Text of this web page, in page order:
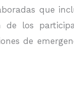
que
de los
de